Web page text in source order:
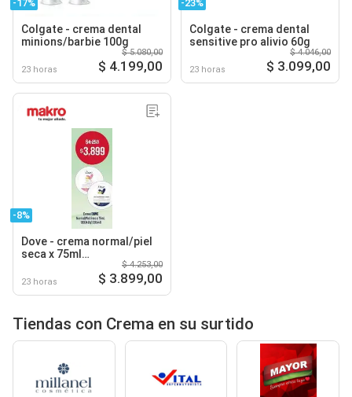
-17%
Colgate - crema dental
minions/barbie 100g
23 horas
$ 5.080,00
$ 4.199,00
-23%
Colgate - crema dental
sensitive pro alivio 60g
23 horas
$ 4.046,00
$ 3.099,00
-8%
Dove - crema normal/piel
seca x 75ml
23 horas
$ 4.253,00
$ 3.899,00
Tiendas con Crema en su surtido